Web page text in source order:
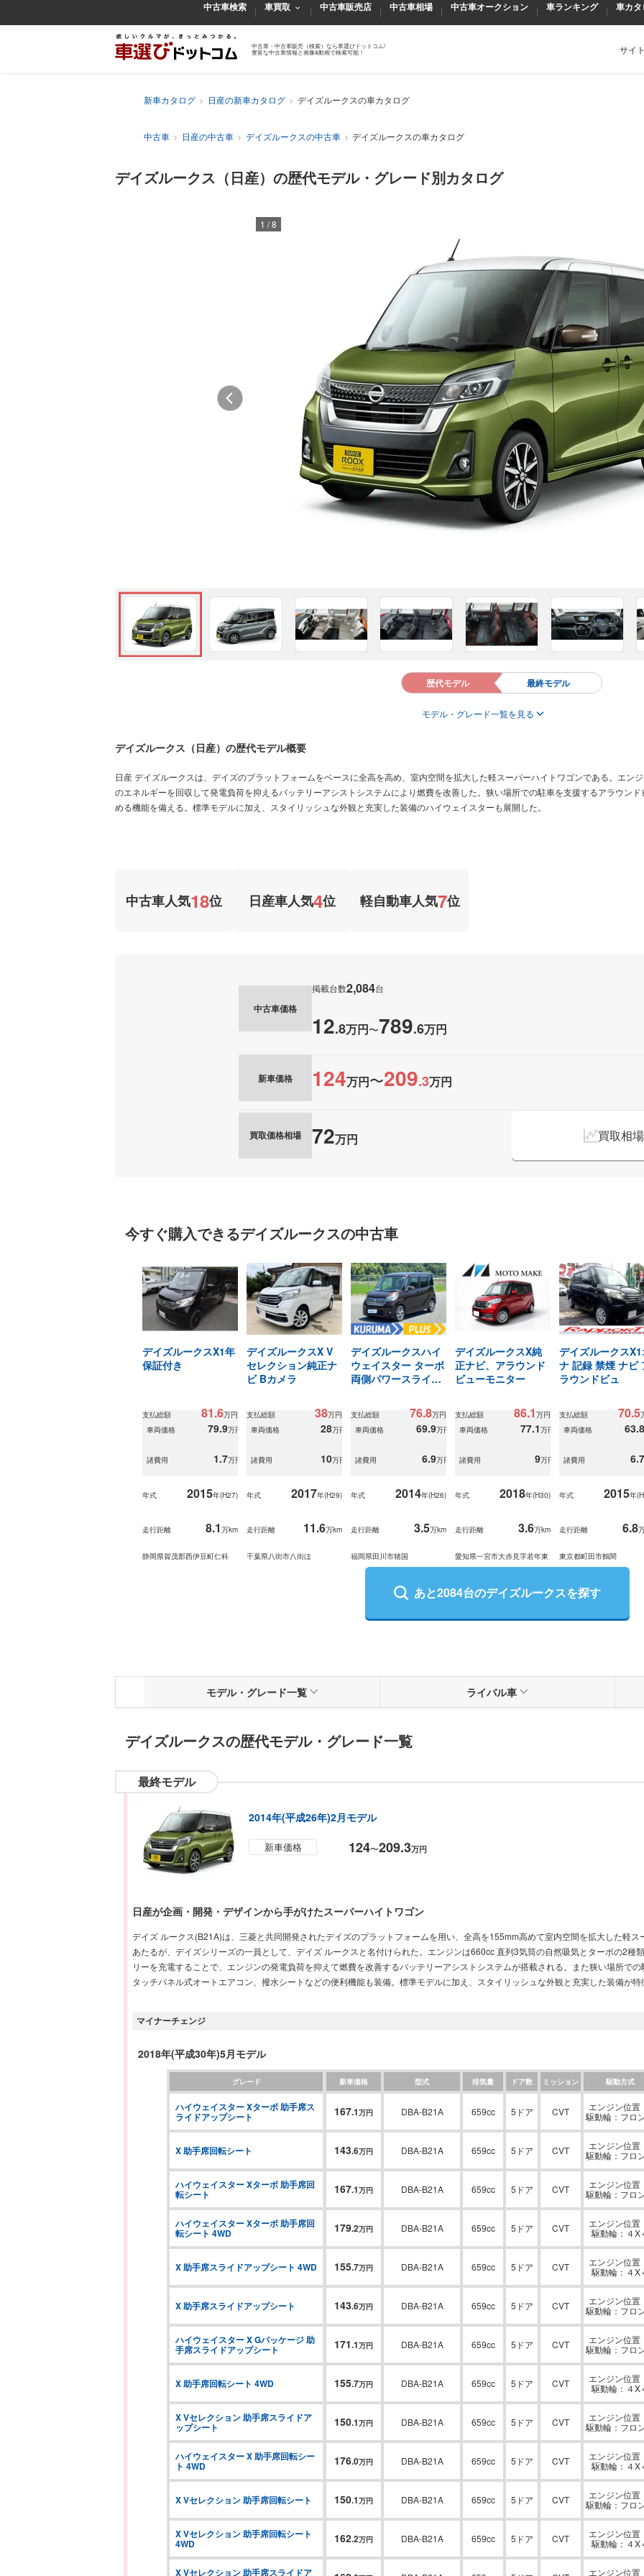
中古車検索 車買取 中古車販売店 中古車相場 中古車オークション 車ランキング 車カタ
中古車・中古車販売（検索）なら車選びドットコム!
豊富な中古車情報と画像&動画で検索可能！
サイ
新車カタログ 日産の新車カタログ デイズルークスの車カタログ
中古車 日産の中古車 デイズルークスの中古車 デイズルークスの車カタログ
デイズルークス（日産）の歴代モデル・グレード別カタログ
1 /8
歴代モデル 最終モデル
モデル・グレード一覧を見る
デイズルークス（日産）の歴代モデル概要
日産 デイズルークスは、デイズのプラットフォームをベースに全高を高め、室内空間を拡大した軽スーパーハイトワゴンである。エン
のエネルギーを回収して発電負荷を抑えるバッテリーアシストシステムにより燃費を改善した。狭い場所での駐車を支援するアラウン
める機能を備える。標準モデルに加え、スタイリッシュな外観と充実した装備のハイウェイスターも展開した。
中古車人気18位 日産車人気4位 軽自動車人気7位
中古車価格
掲載台数2,084台
12.8万円〜789.6万円
新車価格 124万円〜209.3万円
買取価格相場 72万円 買取相
今すぐ購入できるデイズルークスの中古車
デイズルークスX1年
保証付き
支払総額 81.6万円
車両価格
79.9万円
諸費用 1.7万円
年式 2015年(H27)
走行距離 8.1 万km
静岡県賀茂郡西伊豆町仁科
デイズルークスX V
セレクション純正ナ
ビ Bカメラ
支払総額 38万円
車両価格
28万円
諸費用 10万円
年式 2017年(H29)
走行距離 11.6万km
千葉県八街市八街ほ
デイズルークスハイ
ウェイスター ターボ
両側パワースライド
支払総額 76.8万円
車両価格
69.9万円
諸費用 6.9万円
年式 2014年(H26)
走行距離 3.5万km
福岡県田川市猪国
デイズルークスX純
正ナビ、アラウンド
ビューモニター
支払総額 86.1 万円
車両価格
77.1万円
諸費用 9万円
年式 2018年(H30)
走行距離 3.6万km
愛知県一宮市大赤見字若年東
デイズルークス
ナ 記録 禁煙 ナビ
ラウンドビュ
支払総額 70.5
車両価格
63.8
諸費用 6.7
年式 2015年(
走行距離 6.8
東京都町田市鶴間
あと2084台のデイズルークスを探す
モデル・ グレード一覧 ライバル車
デイズルークスの歴代モデル・グレード一覧
最終モデル
2014年(平成26年)2月モデル
新車価格 124〜209.3万円
日産が企画・開発・デザインから手がけたスーパーハイトワゴン
デイズ ルークス(B21A)は、三菱と共同開発されたデイズのプラットフォームを用い、全高を155mm高めて室内空間を拡大した軽
あたるが、デイズシリーズの一員として、デイズ ルークスと名付けられた。エンジンは660cc 直列3気筒の自然吸気とターボの2種
リーを充電することで、エンジンの発電負荷を抑えて燃費を改善するバッテリーアシストシステムが搭載される。また狭い場所で
タッチパネル式オートエアコン、撥水シートなどの便利機能も装備。標準モデルに加え、スタイリッシュな外観と充実した装備が
マイナーチェンジ
2018年(平成30年)5月モデル
グレード 新車価格 型式 排気量 ドア数 ミッション 駆動方式
ハイウェイスター Xターボ 助手席ス
ライドアップシート 167.1万円 DBA-B21A 659cc 5ドア CVT
エンジン位置
駆動輪：フロ
X 助手席回転シート 143.6万円 DBA-B21A 659cc 5ドア CVT
エンジン位置
駆動輪：フロ
ハイウェイスター Xターボ 助手席回
転シート 167.1万円 DBA-B21A 659cc 5ドア CVT
エンジン位置
駆動輪：フロ
ハイウェイスター Xターボ 助手席回
転シート 4WD 179.2万円 DBA-B21A 659cc 5ドア CVT
エンジン位置
駆動輪：４X
X 助手席スライドアップシート 4WD 155.7万円 DBA-B21A 659cc 5ドア CVT
エンジン位置
駆動輪：４X
X 助手席スライドアップシート 143.6万円 DBA-B21A 659cc 5ドア CVT
エンジン位置
駆動輪：フロ
ハイウェイスター X Gパッケージ 助
手席スライドアップシート 171.1万円 DBA-B21A 659cc 5ドア CVT
エンジン位置
駆動輪：フロ
X 助手席回転シート 4WD 155.7万円 DBA-B21A 659cc 5ドア CVT
エンジン位置
駆動輪：４X
X Vセレクション 助手席スライドア
ップシート 150.1万円 DBA-B21A 659cc 5ドア CVT
エンジン位置
駆動輪：フロ
ハイウェイスター X 助手席回転シー
ト 4WD 176.0万円 DBA-B21A 659cc 5ドア CVT
エンジン位置
駆動輪：４X
X Vセレクション 助手席回転シート 150.1万円 DBA-B21A 659cc 5ドア CVT
エンジン位置
駆動輪：フロ
X Vセレクション 助手席回転シート
4WD 162.2万円 DBA-B21A 659cc 5ドア CVT
エンジン位置
駆動輪：４X
X Vセレクション 助手席スライドア
エンジン位置